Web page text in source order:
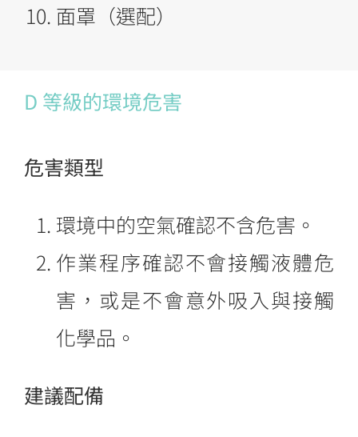
面罩（選配）
D 等級的環境危害
危害類型
環境中的空氣確認不含危害。
作業程序確認不會接觸液體危
害，或是不會意外吸入與接觸
化學品。
建議配備